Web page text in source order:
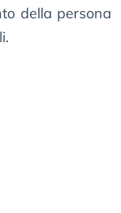
della persona